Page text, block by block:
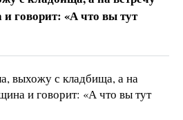
говорит: «А что вы тут
выхожу с кладбища, а на
и говорит: «А что вы тут